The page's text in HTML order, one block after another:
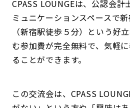
CPASS LOUNGEは、公認会計
ミュニケーションスペースで
（新宿駅徒歩５分）という好
む参加費が完全無料で、気軽
ることができます。
この交流会は、CPASS